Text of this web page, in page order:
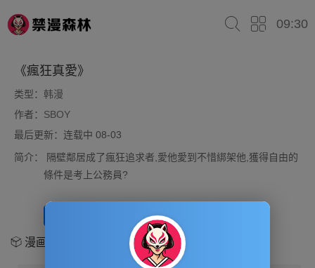
09:30
《瘋狂真愛》
类型： 韩漫
作者： SBOY
最后更新：连载中 08-03
简介：
隔壁鄰居成了瘋狂追求者,愛他愛到不惜綁架他,獲得自由的
條件是考上公務員?
放入书架
漫画章节